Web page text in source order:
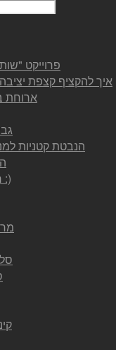
"פרוייקט
איך להקציף קצפת
ארוחת
הנבטת קטניות
חגים ומועדים :)